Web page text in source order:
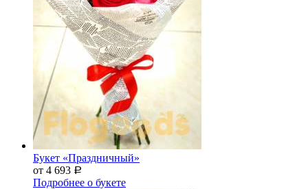
Букет «Праздничный»
от 4 693 Р
Подробнее о букете